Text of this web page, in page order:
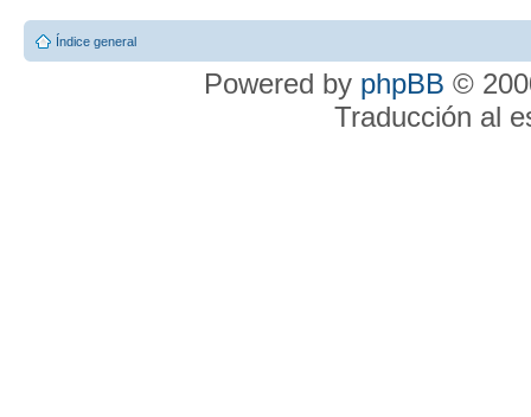
Índice general
Powered by phpBB ©
Traducción al